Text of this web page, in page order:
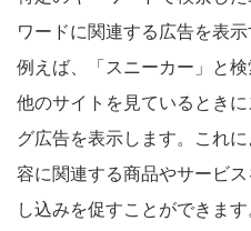
ワードに関連する広告を表示
例えば、「スニーカー」と
他のサイトを見ているとき
グ広告を表示します。これ
容に関連する商品やサービ
し込みを促すことができます